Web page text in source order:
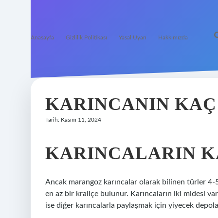
Anasayfa Gizlilik Politikası Yasal Uyarı Hakkımızda
KARINCANIN
Tarih: Kasım 11, 2024
KARINCALARIN
Ancak marangoz karıncalar olarak bilinen türler
en az bir kraliçe bulunur. Karıncaların iki midesi
ise diğer karıncalarla paylaşmak için yiyecek